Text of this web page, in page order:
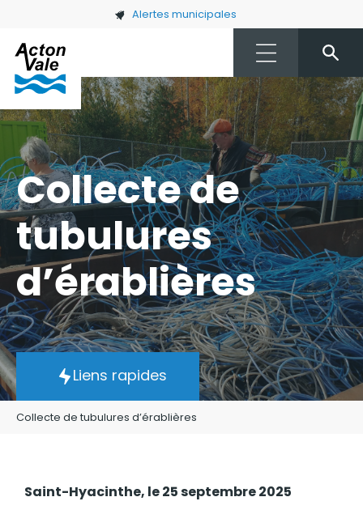
Skip to main content Alertes municipales
Collecte de
tubulures
d’érablières
Liens rapides
Collecte de tubulures d’érablières
Saint-Hyacinthe, le 25 septembre 2025